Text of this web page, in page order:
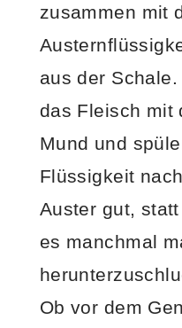
zusammen mit
aus der
das Fleisch mit
Mund und
Flüssigkeit
Auster gut,
es manchmal
Ob vor dem